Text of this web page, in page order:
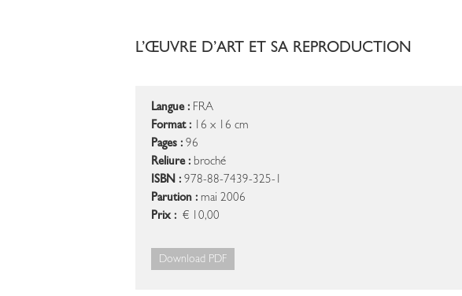
L’ŒUVRE D’ART ET SA REPRODUCTION
Langue : FRA
Format : 16 x 16 cm
Pages : 96
Reliure : broché
ISBN : 978-88-7439-325-1
Parution : mai 2006
Prix : € 10,00
Download PDF